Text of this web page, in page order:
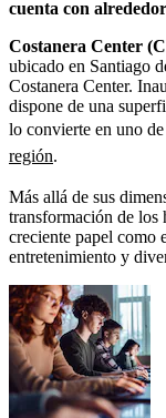
cuenta con
Costanera Center
ubicado en Santiago
Costanera Center.
dispone de una
lo convierte en uno
región.
Más allá de sus
transformación de los
creciente papel como
entretenimiento y